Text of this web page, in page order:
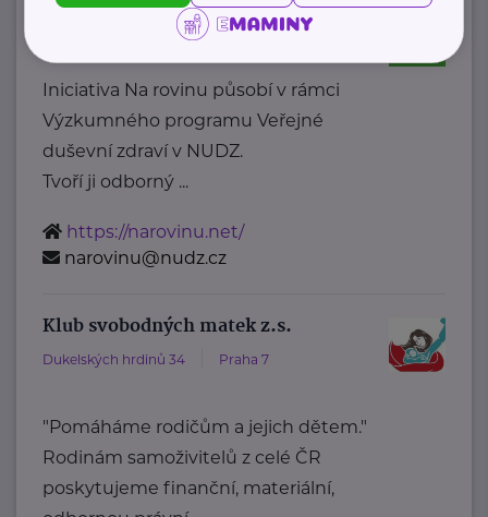
Iniciativa NA ROVINU
Iniciativa Na rovinu působí v rámci
Výzkumného programu Veřejné
duševní zdraví v NUDZ.
Tvoří ji odborný ...
https://narovinu.net/
narovinu@nudz.cz
Klub svobodných matek z.s.
Dukelských hrdinů 34 Praha 7
"Pomáháme rodičům a jejich dětem."
Rodinám samoživitelů z celé ČR
poskytujeme finanční, materiální,